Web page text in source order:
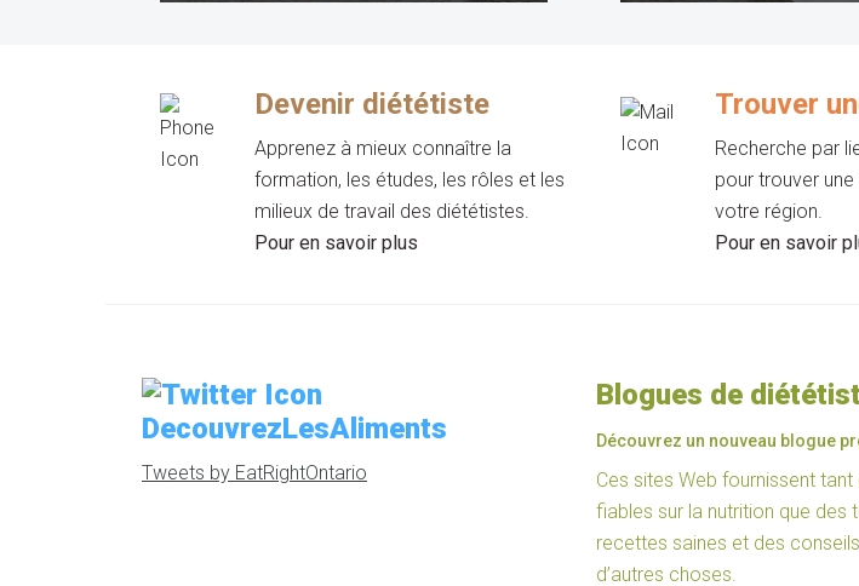
Devenir diététiste
Apprenez à mieux connaître la
formation, les études, les rôles et les
milieux de travail des diététistes.
Pour en savoir plus
Trouver
Recherche par
pour trouver
votre région.
Pour en savoir
DecouvrezLesAliments
Tweets by EatRightOntario
Blogues de
Découvrez un nouveau blogue
Ces sites Web fournissent
fiables sur la nutrition que des
recettes saines et des
d’autres choses.